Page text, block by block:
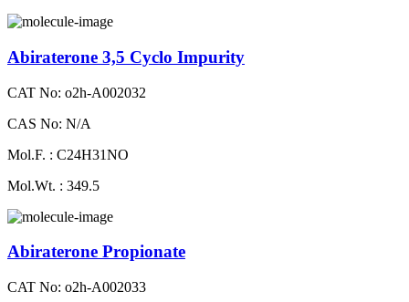
Abiraterone 3,5 Cyclo Impurity
CAT No: o2h-A002032
CAS No: N/A
Mol.F. : C24H31NO
Mol.Wt. : 349.5
Abiraterone Propionate
CAT No: o2h-A002033